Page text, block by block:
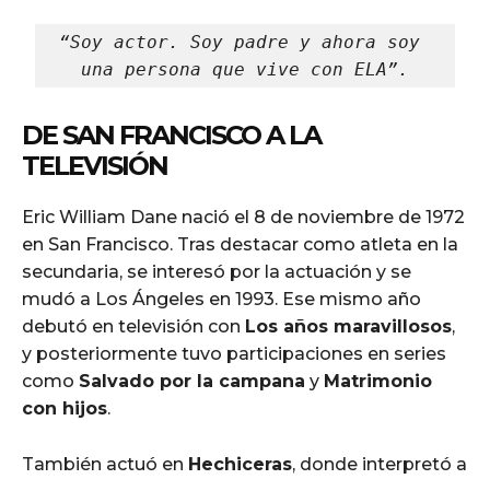
“Soy actor. Soy padre y ahora soy
una persona que vive con ELA”.
DE SAN FRANCISCO A LA
TELEVISIÓN
Eric William Dane nació el 8 de noviembre de 1972
en San Francisco. Tras destacar como atleta en la
secundaria, se interesó por la actuación y se
mudó a Los Ángeles en 1993. Ese mismo año
debutó en televisión con Los años maravillosos,
y posteriormente tuvo participaciones en series
como Salvado por la campana y Matrimonio
con hijos.
También actuó en Hechiceras, donde interpretó a